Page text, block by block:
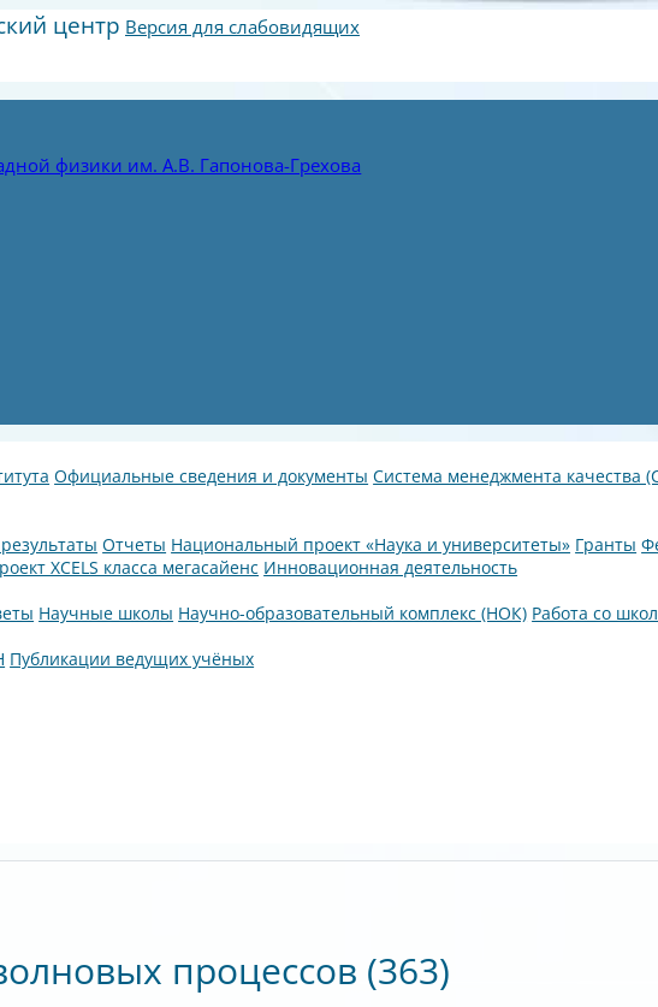
центр Версия для слабовидящих
физики им. А.В. Гапонова-Грехова
Официальные сведения и документы Система менеджмента качества
Отчеты Национальный проект «Наука и университеты» Гранты
XCELS класса мегасайенс Инновационная деятельность
Научные школы Научно-образовательный комплекс (НОК) Работа со
Публикации ведущих учёных
процессов (363)